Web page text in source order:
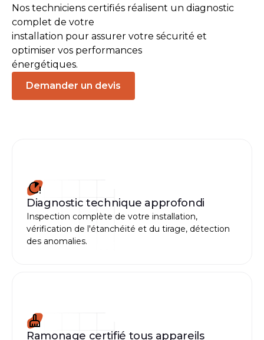
Nos techniciens certifiés réalisent un diagnostic
complet de votre
installation pour assurer votre sécurité et
optimiser vos performances
énergétiques.
Demander un devis
Diagnostic technique approfondi
Inspection complète de votre installation,
vérification de l'étanchéité et du tirage, détection
des anomalies.
Ramonage certifié tous appareils